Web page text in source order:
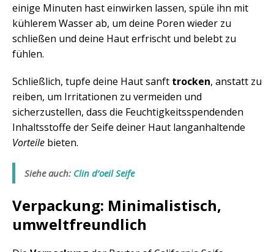
einige Minuten hast einwirken lassen, spüle ihn mit
kühlerem Wasser ab, um deine Poren wieder zu
schließen und deine Haut erfrischt und belebt zu
fühlen.
Schließlich, tupfe deine Haut sanft trocken, anstatt zu
reiben, um Irritationen zu vermeiden und
sicherzustellen, dass die Feuchtigkeitsspendenden
Inhaltsstoffe der Seife deiner Haut langanhaltende
Vorteile bieten.
Siehe auch: Clin d’oeil Seife
Verpackung: Minimalistisch,
umweltfreundlich